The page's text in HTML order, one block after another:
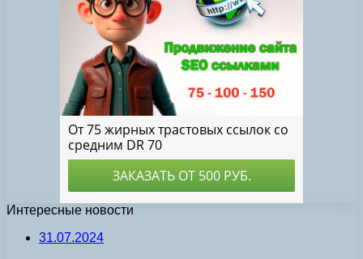
Интересные новости
31.07.2024